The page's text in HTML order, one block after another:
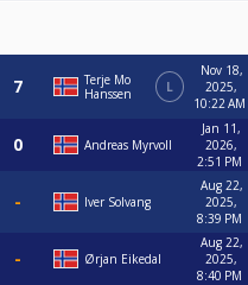
Terje Mo
Hanssen
L
Nov 18,
2025,
10:22 AM
Andreas Myrvoll
Jan 11,
2026,
2:51 PM
Iver Solvang
Aug 22,
2025,
8:39 PM
Ørjan Eikedal
Aug 22,
2025,
8:40 PM